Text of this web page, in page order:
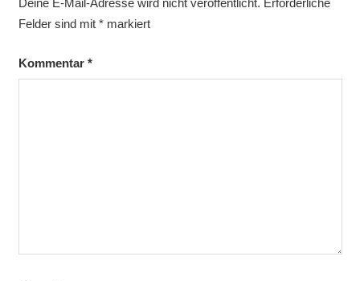
Deine E-Mail-Adresse wird nicht veröffentlicht. Erforderliche
Felder sind mit *markiert
Kommentar *